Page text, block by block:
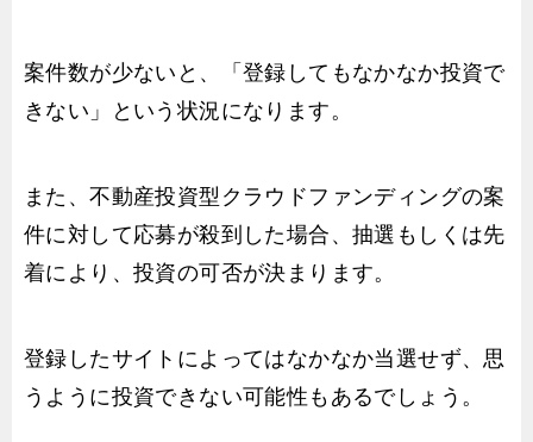
案件数が少ないと、「登録してもなかなか投資で
きない」という状況になります。
また、不動産投資型クラウドファンディングの案
件に対して応募が殺到した場合、抽選もしくは先
着により、投資の可否が決まります。
登録したサイトによってはなかなか当選せず、思
うように投資できない可能性もあるでしょう。